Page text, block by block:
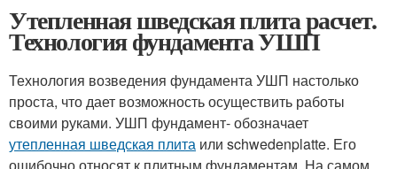
Утепленная шведская плита расчет.
Технология фундамента УШП
Технология возведения фундамента УШП настолько
проста, что дает возможность осуществить работы
своими руками. УШП фундамент- обозначает
утепленная шведская плита или schwedenplatte. Его
ошибочно относят к плитным фундаментам. На самом